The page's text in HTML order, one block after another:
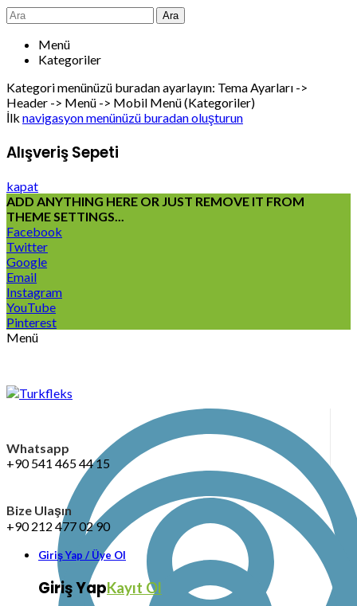
Ara
Menü
Kategoriler
Kategori menünüzü buradan ayarlayın: Tema Ayarları ->
Header -> Menü -> Mobil Menü (Kategoriler)
İlk navigasyon menünüzü buradan oluşturun
Alışveriş Sepeti
kapat
ADD ANYTHING HERE OR JUST REMOVE IT FROM
THEME SETTINGS...
Facebook
Twitter
Google
Email
Instagram
YouTube
Pinterest
Menü
Whatsapp
+90 541 465 44 15
Bize Ulaşın
+90 212 477 02 90
Giriş Yap / Üye Ol
Giriş YapKayıt Ol